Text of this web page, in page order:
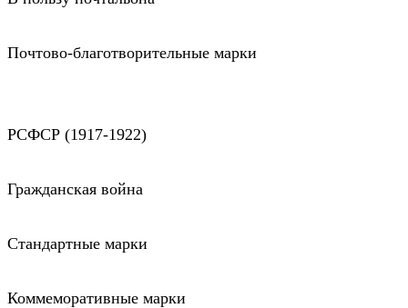
Почтово-благотворительные марки
РСФСР (1917-1922)
Гражданская война
Стандартные марки
Коммеморативные марки